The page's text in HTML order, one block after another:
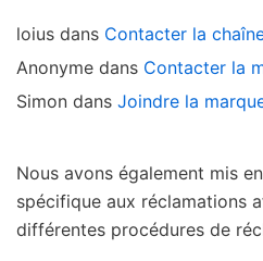
loius dans Contacter la
Anonyme dans Contacter la
Simon dans Joindre la
Nous avons également mis
spécifique aux réclamations
différentes procédures de